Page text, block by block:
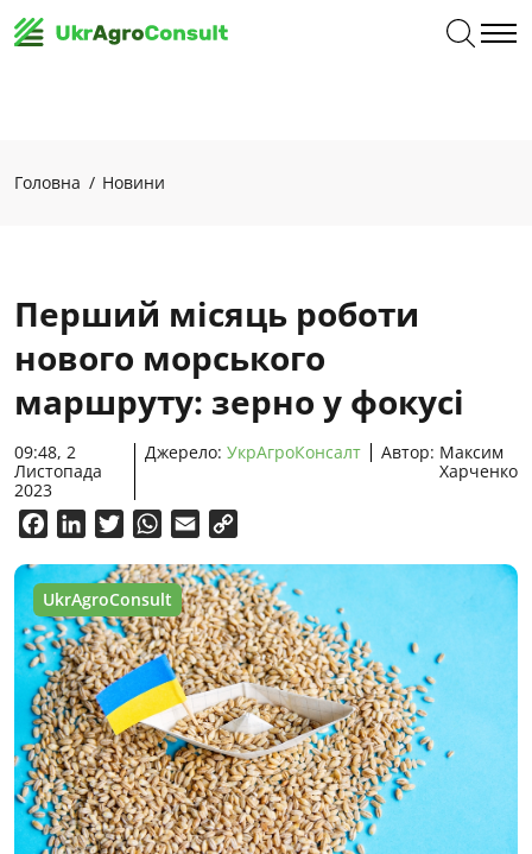
Головна Новини
Перший місяць роботи
нового морського
маршруту: зерно у фокусі
09:48, 2
Листопада
2023
Джерело: УкрАгроКонсалт Автор: Максим
Харченко
FacebookLinkedInTwitterWhatsApp
Email
UkrAgroConsult